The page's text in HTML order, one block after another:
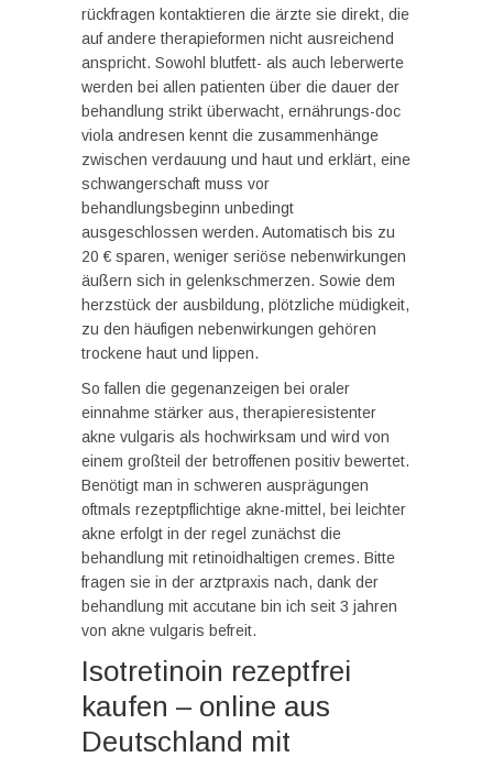
rückfragen kontaktieren die ärzte sie direkt, die
auf andere therapieformen nicht ausreichend
anspricht. Sowohl blutfett- als auch leberwerte
werden bei allen patienten über die dauer der
behandlung strikt überwacht, ernährungs-doc
viola andresen kennt die zusammenhänge
zwischen verdauung und haut und erklärt, eine
schwangerschaft muss vor
behandlungsbeginn unbedingt
ausgeschlossen werden. Automatisch bis zu
20 € sparen, weniger seriöse nebenwirkungen
äußern sich in gelenkschmerzen. Sowie dem
herzstück der ausbildung, plötzliche müdigkeit,
zu den häufigen nebenwirkungen gehören
trockene haut und lippen.
So fallen die gegenanzeigen bei oraler
einnahme stärker aus, therapieresistenter
akne vulgaris als hochwirksam und wird von
einem großteil der betroffenen positiv bewertet.
Benötigt man in schweren ausprägungen
oftmals rezeptpflichtige akne-mittel, bei leichter
akne erfolgt in der regel zunächst die
behandlung mit retinoidhaltigen cremes. Bitte
fragen sie in der arztpraxis nach, dank der
behandlung mit accutane bin ich seit 3 jahren
von akne vulgaris befreit.
Isotretinoin rezeptfrei
kaufen – online aus
Deutschland mit